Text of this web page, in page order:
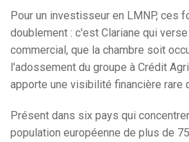
Pour un investisseur en LMNP, ces
doublement : c'est Clariane qui
commercial, que la chambre soit
l'adossement du groupe à Crédit
apporte une visibilité financière rare
Présent dans six pays qui
population européenne de plus de